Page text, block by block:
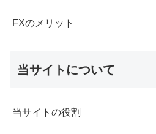
FXのメリット
当サイトについて
当サイトの役割